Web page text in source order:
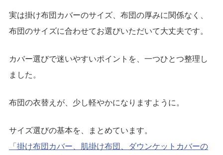
実は掛け布団カバーのサイズ、布団の厚みに関係なく、
布団のサイズに合わせてお選びいただいて大丈夫です。
カバー選びで迷いやすいポイントを、一つひとつ整理し
ました。
布団の衣替えが、少し軽やかになりますように。
サイズ選びの基本を、まとめています。
「掛け布団カバー、肌掛け布団、ダウンケットカバーの